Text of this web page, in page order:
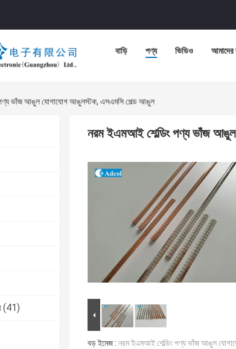
বাড়ি পণ্য ভিডিও আমাদের
ভাঁজ আঙুল যোগাযোগ আঙুলস্টক, এসএমসি শেল্ড আঙুল
(41)
নরম ইএমআই শেল্ডিং পণ্য ভাঁজ
বড় ইমেজ : নরম ইএমআই শেল্ডিং পণ্য ভাঁজ আঙুল